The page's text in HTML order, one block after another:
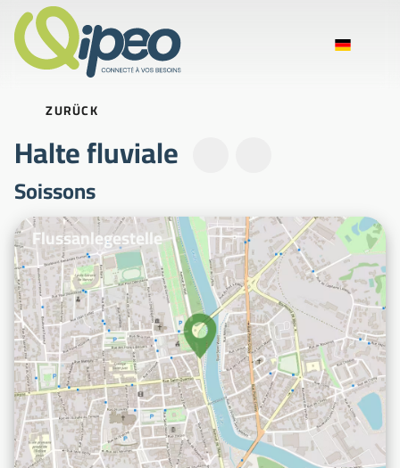
ZURÜCK
Halte fluviale
Soissons
Beispielfotos
Flussanlegestelle